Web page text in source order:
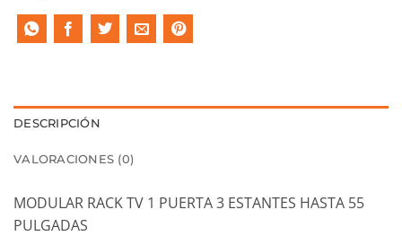
DESCRIPCIÓN
VALORACIONES (0)
MODULAR RACK TV 1 PUERTA 3 ESTANTES HASTA 55
PULGADAS